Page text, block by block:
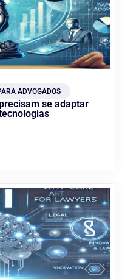
ADVOGADOS
se adaptar